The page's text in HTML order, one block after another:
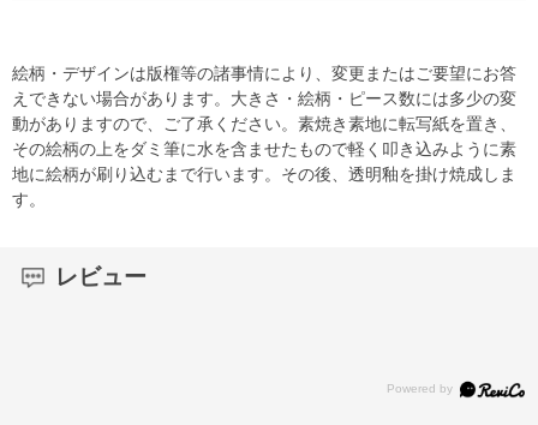
絵柄・デザインは版権等の諸事情により、変更またはご要望にお答
えできない場合があります。大きさ・絵柄・ピース数には多少の変
動がありますので、ご了承ください。素焼き素地に転写紙を置き、
その絵柄の上をダミ筆に水を含ませたもので軽く叩き込みように素
地に絵柄が刷り込むまで行います。その後、透明釉を掛け焼成しま
す。
レビュー